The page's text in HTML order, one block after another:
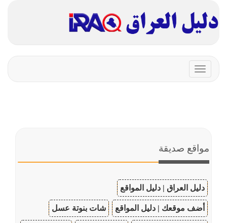
Toggle
navigation
مواقع صديقة
دليل العراق | دليل المواقع
أضف موقعك | دليل المواقع شات بنوتة عسل